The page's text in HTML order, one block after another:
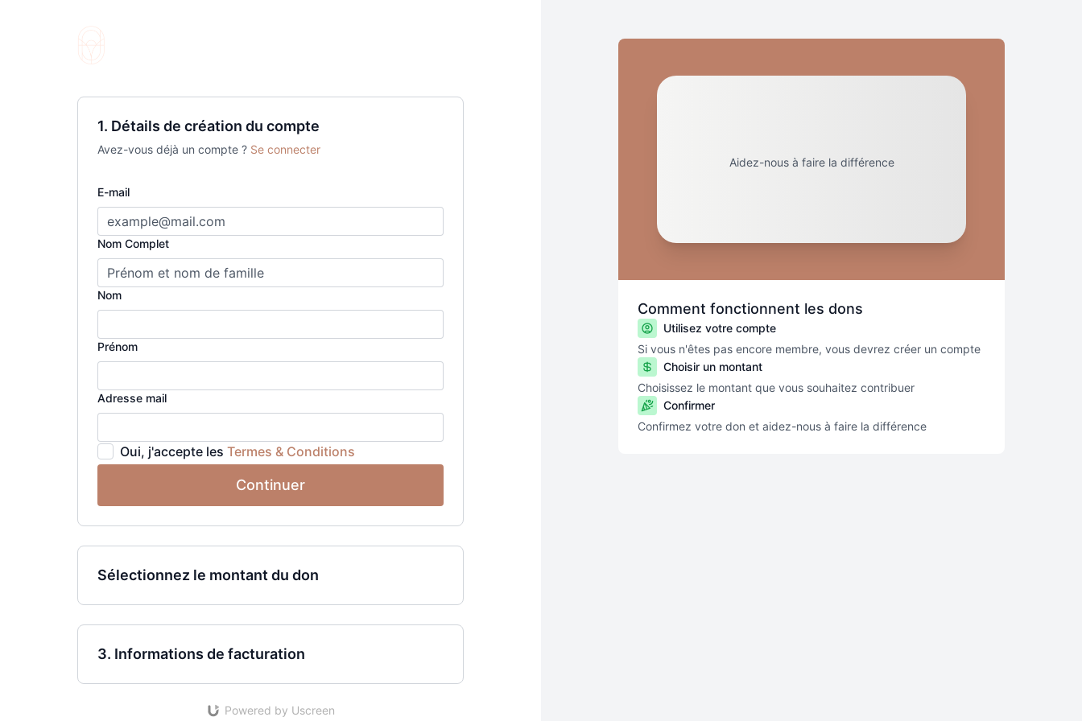
1. Détails de création du compte
Avez-vous déjà un compte ? Se connecter
E-mail
Nom Complet
Nom
Prénom
Adresse mail
Oui, j'accepte les Termes & Conditions
Continuer
Sélectionnez le montant du don
3. Informations de facturation
Powered by Uscreen
Aidez-nous à faire la différence
Comment fonctionnent les dons
Utilisez votre compte
Si vous n'êtes pas encore membre, vous devrez créer un compte
Choisir un montant
Choisissez le montant que vous souhaitez contribuer
Confirmer
Confirmez votre don et aidez-nous à faire la différence